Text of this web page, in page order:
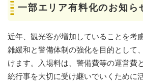
一部エリア有料化のお知ら
近年、観光客が増加していることを考
雑緩和と警備体制の強化を目的として
けます。入場料は、警備費等の運営費
統行事を大切に受け継いでいくために